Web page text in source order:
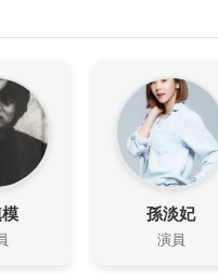
孫淡妃
演員